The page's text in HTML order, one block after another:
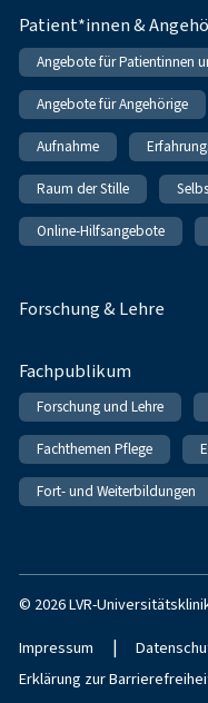
Patient*innen &
Angebote für Patientinnen
Angebote für Angehörige
Aufnahme
Raum der Stille
Online-Hilfsangebote
Forschung & Lehre
Fachpublikum
Forschung und Lehre
Fachthemen Pflege
Fort- und Weiterbildungen
© 2026 LVR-
Impressum |
Erklärung zur